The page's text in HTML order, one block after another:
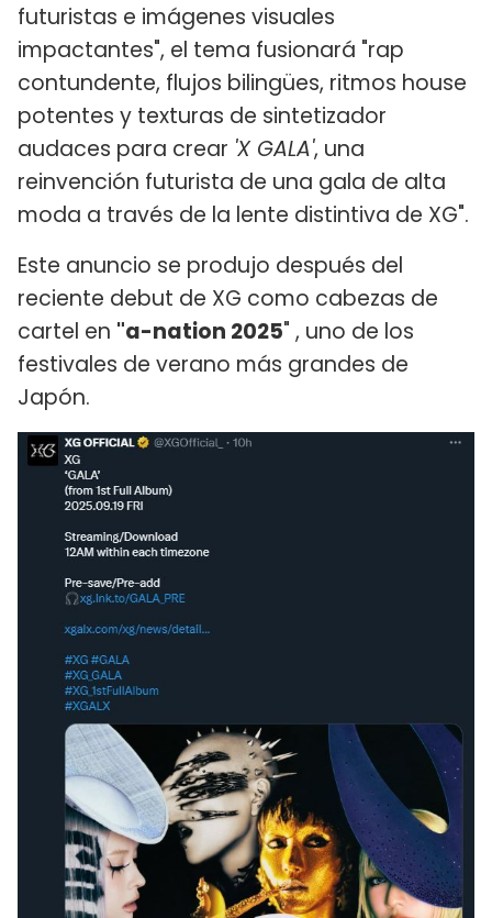
futuristas e imágenes visuales
impactantes", el tema fusionará "rap
contundente, flujos bilingües, ritmos house
potentes y texturas de sintetizador
audaces para crear 'X GALA', una
reinvención futurista de una gala de alta
moda a través de la lente distintiva de XG".
Este anuncio se produjo después del
reciente debut de XG como cabezas de
cartel en "a-nation 2025" , uno de los
festivales de verano más grandes de
Japón.